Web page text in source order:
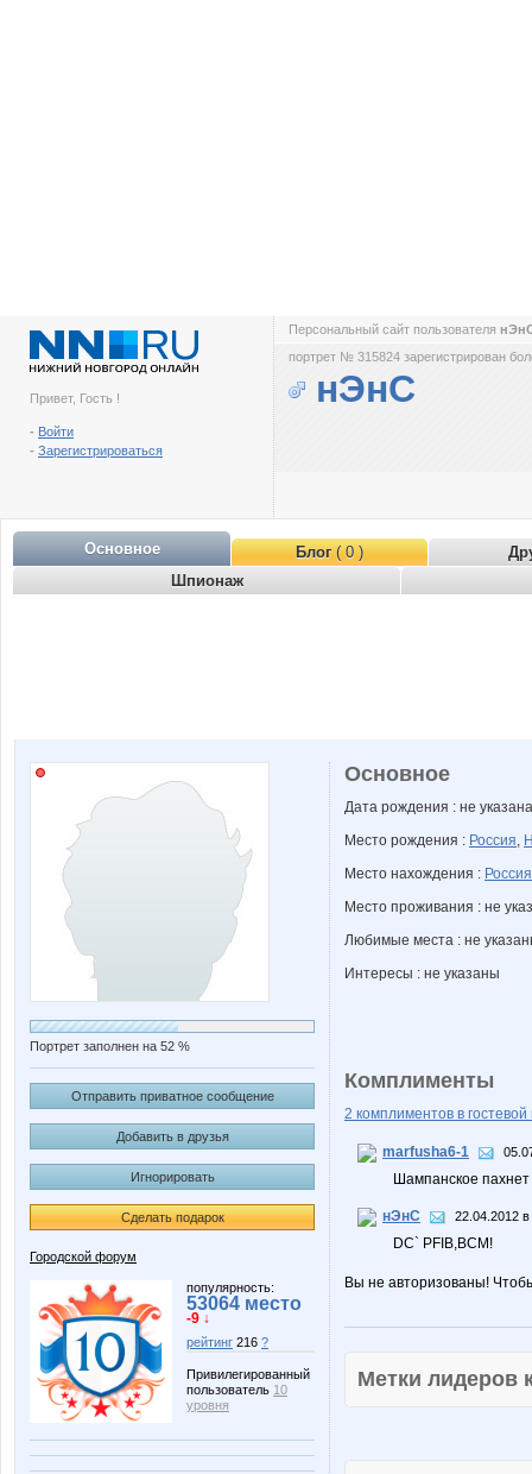
Привет, Гость !
- Войти
- Зарегистрироваться
Персональный сайт пользователя
портрет № 315824 зарегистрирован
нЭнС
Основное Блог( 0 )
Шпионаж
Портрет заполнен на 52 %
Отправить приватное сообщение
Добавить в друзья
Игнорировать
Сделать подарок
Городской форум
популярность:
53064 место
-9 ↓
рейтинг 216 ?
Привилегированный
пользователь 10
уровня
Основное
Дата рождения : не указана
Место рождения : Россия,
Место нахождения : Россия
Место проживания : не
Любимые места : не
Интересы : не указаны
Комплименты
2 комплиментов в гостевой
marfusha6-1
Шампанское
нЭнС 22.04.2012
DC` PFIB,BCM!
Вы не авторизованы!
Метки